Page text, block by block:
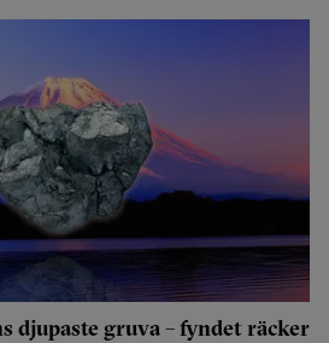
djupaste gruva – fyndet räcker